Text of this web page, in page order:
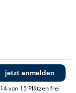
jetzt anmelden
14 von 15 Plätzen frei